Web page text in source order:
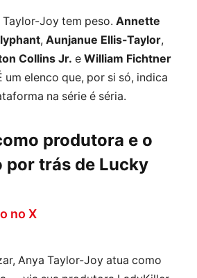
Joy tem peso. Annette
, Aunjanue Ellis-Taylor,
Collins Jr. e William Fichtner
um elenco que, por si só, indica
na série é séria.
produtora e o
trás de Lucky
no X
Anya Taylor-Joy atua como